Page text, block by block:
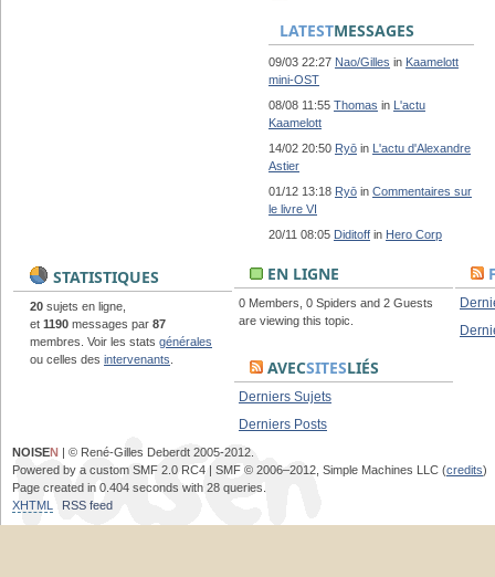
LATESTMESSAGES
09/03 22:27 Nao/Gilles in Kaamelott
mini-OST
08/08 11:55 Thomas in L'actu
Kaamelott
14/02 20:50 Ryō in L'actu d'Alexandre
Astier
01/12 13:18 Ryō in Commentaires sur
le livre VI
20/11 08:05 Diditoff in Hero Corp
STATISTIQUES
20 sujets en ligne,
et 1190 messages par 87
membres. Voir les stats générales
ou celles des intervenants
EN LIGNE
0 Members, 0 Spiders and 2 Guests
are viewing this topic.
AVECSITESLIÉS
Derniers Sujets
Derniers Posts
NOISEN | © René-Gilles Deberdt 2005-2012.
Powered by a custom SMF 2.0 RC4 | SMF © 2006–2012, Simple Machines LLC (credits)
Page created in 0.404 seconds with 28 queries.
XHTML
RSS feed